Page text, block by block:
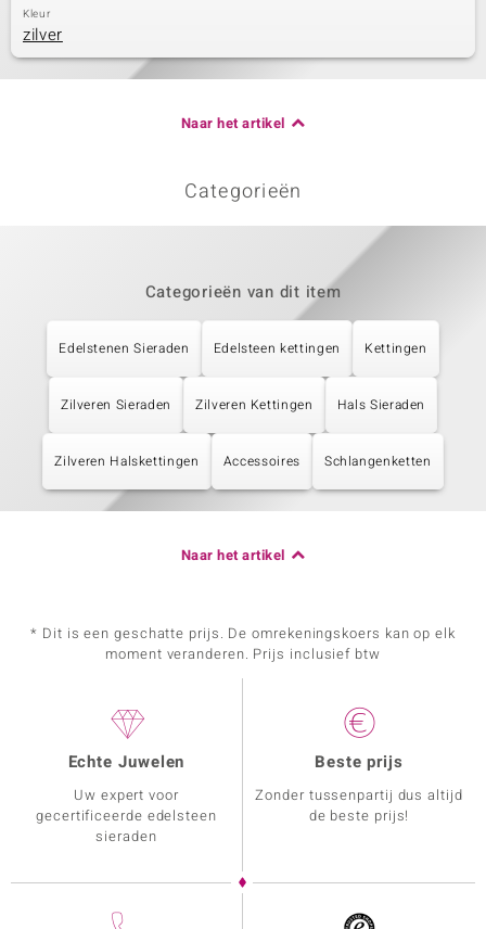
Kleur
zilver
Naar het artikel
Categorieën
Categorieën van dit item
Edelstenen Sieraden Edelsteen kettingen Kettingen
Zilveren Sieraden Zilveren Kettingen Hals Sieraden
Zilveren Halskettingen Accessoires Schlangenketten
Naar het artikel
* Dit is een geschatte prijs. De omrekeningskoers kan op elk
moment veranderen. Prijs inclusief btw
Echte Juwelen
Uw expert voor
gecertificeerde edelsteen
sieraden
Beste prijs
Zonder tussenpartij dus altijd
de beste prijs!